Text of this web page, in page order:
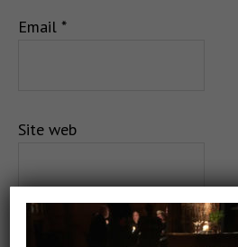
Email *
Site web